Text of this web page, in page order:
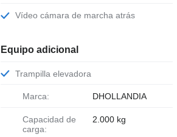
Vídeo cámara de marcha atrás
Equipo adicional
Trampilla elevadora
Marca: DHOLLANDIA
Capacidad de
carga:
2.000 kg